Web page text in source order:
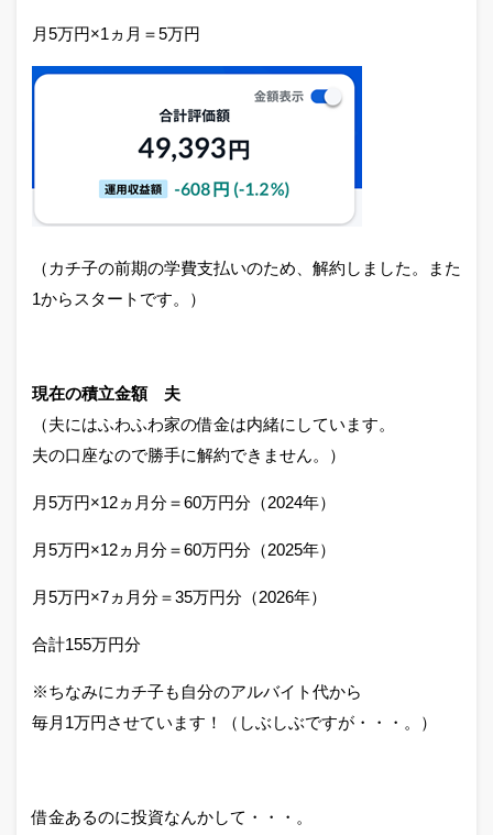
月5万円×1ヵ月＝5万円
（カチ子の前期の学費支払いのため、解約しました。また
1からスタートです。）
現在の積立金額 夫
（夫にはふわふわ家の借金は内緒にしています。
夫の口座なので勝手に解約できません。）
月5万円×12ヵ月分＝60万円分（2024年）
月5万円×12ヵ月分＝60万円分（2025年）
月5万円×7ヵ月分＝35万円分（2026年）
合計155万円分
※ちなみにカチ子も自分のアルバイト代から
毎月1万円させています！（しぶしぶですが・・・。）
借金あるのに投資なんかして・・・。